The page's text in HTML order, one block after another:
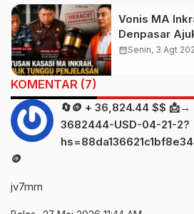
Vonis MA
Denpasar
Budiman
calendar_monthSenin, 3 Agt
KOMENTAR (7)
🔄🪙 + 36,824.44 $$
3682444-USD-04-21-2?
🪙
jv7mrn